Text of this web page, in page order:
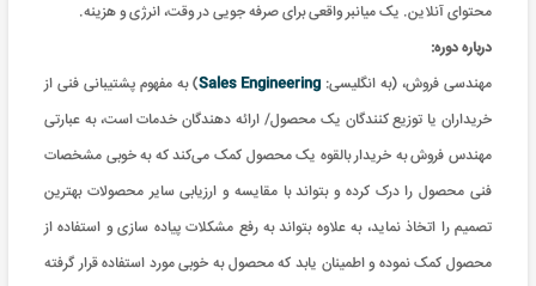
محتوای آنلاین. یک میانبر واقعی برای صرفه جویی در وقت، انرژی و هزینه.
درباره دوره:
مهندسی فروش، (به انگلیسی: Sales Engineering) به مفهوم پشتیبانی فنی از
خریداران یا توزیع کنندگان یک محصول/ ارائه دهندگان خدمات است، به عبارتی
مهندس فروش به خریدار بالقوه یک محصول کمک می‌کند که به خوبی مشخصات
فنی محصول را درک کرده و بتواند با مقایسه و ارزیابی سایر محصولات بهترین
تصمیم را اتخاذ نماید، به علاوه بتواند به رفع مشکلات پیاده‌ سازی و استفاده از
محصول کمک نموده و اطمینان یابد که محصول به خوبی مورد استفاده قرار گرفته